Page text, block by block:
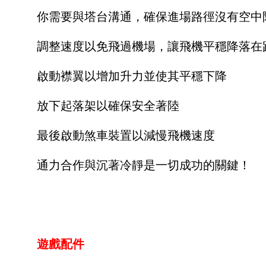
你需要與塔台溝通，確保進場路徑沒有空中
調整速度以免飛過機場，讓飛機平穩降落在
啟動襟翼以增加升力並使其平穩下降
放下起落架以確保安全著陸
最後啟動煞車裝置以減慢飛機速度
通力合作與沉著冷靜是一切成功的關鍵！
遊戲配件